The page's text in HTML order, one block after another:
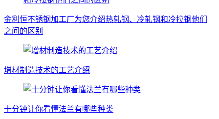
金利恒不锈钢加工厂为您介绍热轧钢、冷轧钢和冷拉钢他们
之间的区别
增材制造技术的工艺介绍
十分钟让你看懂法兰有哪些种类